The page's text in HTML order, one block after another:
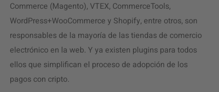
Commerce (Magento), VTEX, CommerceTools,
WordPress+WooCommerce y Shopify, entre otros, son
responsables de la mayoría de las tiendas de comercio
electrónico en la web. Y ya existen plugins para todos
ellos que simplifican el proceso de adopción de los
pagos con cripto.